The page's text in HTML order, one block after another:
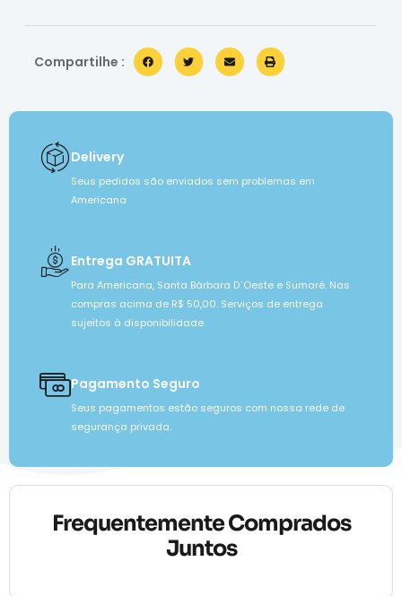
Compartilhe :
Delivery
Seus pedidos são enviados sem problemas em
Americana
Entrega GRATUITA
Para Americana, Santa Bárbara D´Oeste e Sumaré. Nas
compras acima de R$ 50,00. Serviços de entrega
sujeitos à disponibilidade
Pagamento Seguro
Seus pagamentos estão seguros com nossa rede de
segurança privada.
Frequentemente Comprados
Juntos